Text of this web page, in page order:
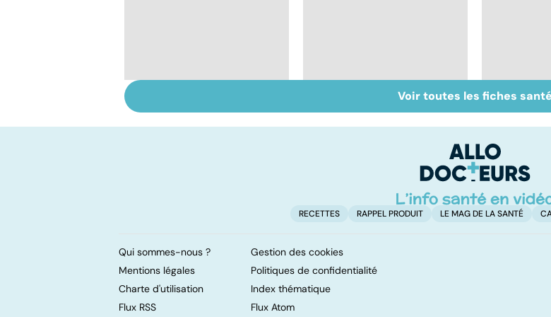
infections
Inflammation des
amygdales : que faire
Suicide
Voir toutes les fiches santé
RECETTES RAPPEL PRODUIT LE MAG DE LA SANTÉ
Qui sommes-nous ?
Gestion des cookies
Mentions légales
Politiques de confidentialité
Charte d'utilisation
Index thématique
Flux RSS
Flux Atom